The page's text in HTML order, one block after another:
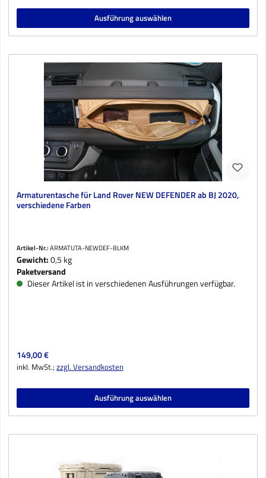
Ausführung auswählen
Armaturentasche für Land Rover NEW DEFENDER ab BJ 2020,
verschiedene Farben
Artikel-Nr.:ARMATUTA-NEWDEF-BLKM
Gewicht:0,5 kg
Paketversand
Dieser Artikel ist in verschiedenen Ausführungen verfügbar.
Regulärer Preis:
149,00 €
inkl. MwSt.;zzgl. Versandkosten
Ausführung auswählen